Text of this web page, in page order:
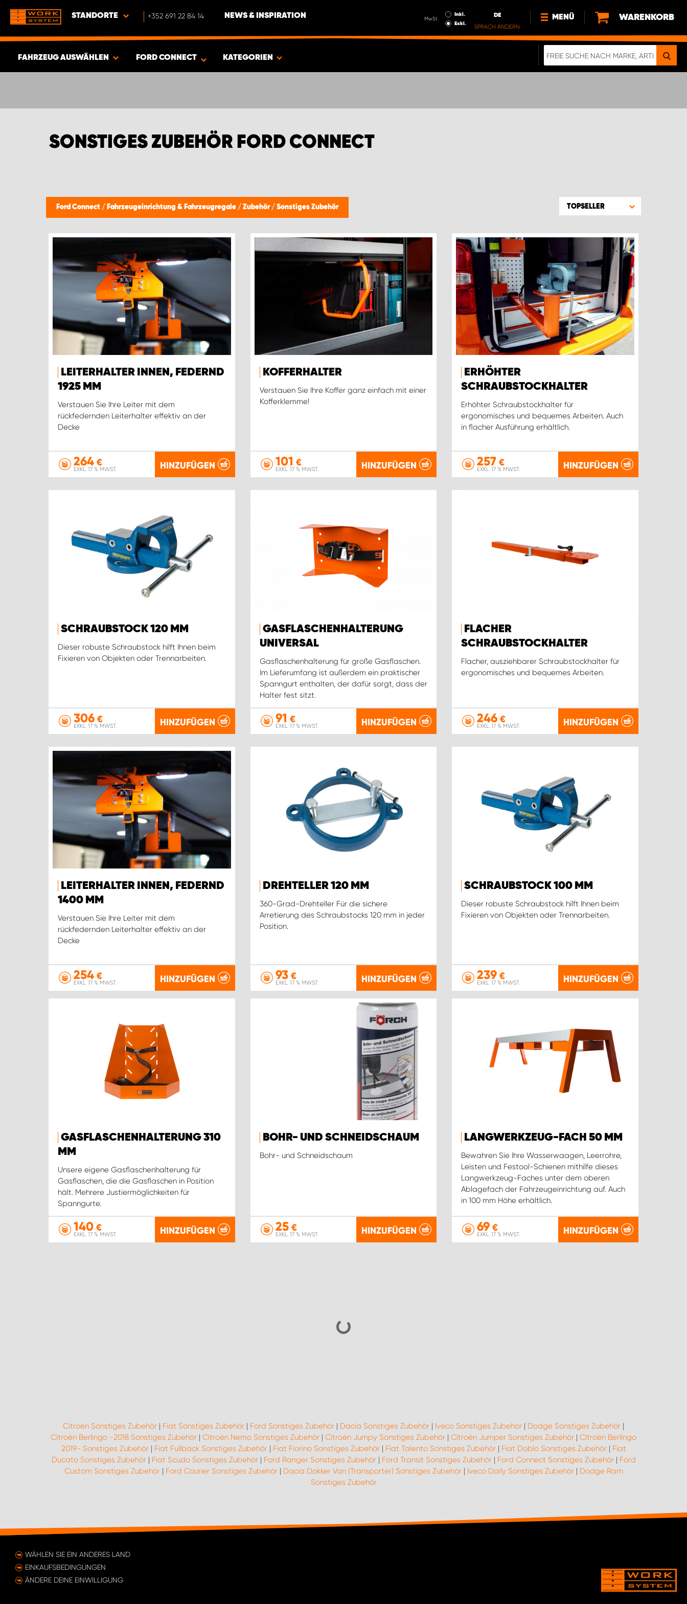
STANDORTE +352 691 22 84 14 NEWS & INSPIRATION MwSt.
Inkl.
Exkl.
DE
SPRACH ÄNDERN
MENÜ
NEWS
WARENKORB
FAHRZEUG AUSWÄHLEN
ARTIKEL
FORD CONNECT KATEGORIEN
SONSTIGES ZUBEHÖR FORD CONNECT
Ford Connect / Fahrzeugeinrichtung & Fahrzeugregale / Zubehör / Sonstiges Zubehör TOPSELLER
LEITERHALTER INNEN, FEDERND
1925 MM
Verstauen Sie Ihre Leiter mit dem
rückfedernden Leiterhalter effektiv an der
Decke
264 €
EXKL. 17 % MWST. HINZUFÜGEN
KOFFERHALTER
Verstauen Sie Ihre Koffer ganz einfach mit einer
Kofferklemme!
101 €
EXKL. 17 % MWST. HINZUFÜGEN
ERHÖHTER
SCHRAUBSTOCKHALTER
Erhöhter Schraubstockhalter für
ergonomisches und bequemes Arbeiten. Auch
in flacher Ausführung erhältlich.
257 €
EXKL. 17 % MWST. HINZUFÜGEN
SCHRAUBSTOCK 120 MM
Dieser robuste Schraubstock hilft Ihnen beim
Fixieren von Objekten oder Trennarbeiten.
306 €
EXKL. 17 % MWST. HINZUFÜGEN
GASFLASCHENHALTERUNG
UNIVERSAL
Gasflaschenhalterung für große Gasflaschen.
Im Lieferumfang ist außerdem ein praktischer
Spanngurt enthalten, der dafür sorgt, dass der
Halter fest sitzt.
91 €
EXKL. 17 % MWST. HINZUFÜGEN
FLACHER
SCHRAUBSTOCKHALTER
Flacher, ausziehbarer Schraubstockhalter für
ergonomisches und bequemes Arbeiten.
246 €
EXKL. 17 % MWST. HINZUFÜGEN
LEITERHALTER INNEN, FEDERND
1400 MM
Verstauen Sie Ihre Leiter mit dem
rückfedernden Leiterhalter effektiv an der
Decke
254 €
EXKL. 17 % MWST. HINZUFÜGEN
DREHTELLER 120 MM
360-Grad-Drehteller Für die sichere
Arretierung des Schraubstocks 120 mm in jeder
Position.
93€
EXKL. 17 % MWST. HINZUFÜGEN
SCHRAUBSTOCK 100 MM
Dieser robuste Schraubstock hilft Ihnen beim
Fixieren von Objekten oder Trennarbeiten.
239 €
EXKL. 17 % MWST. HINZUFÜGEN
GASFLASCHENHALTERUNG 310
MM
Unsere eigene Gasflaschenhalterung für
Gasflaschen, die die Gasflaschen in Position
hält. Mehrere Justiermöglichkeiten für
Spanngurte.
140 €
EXKL. 17 % MWST. HINZUFÜGEN
BOHR- UND SCHNEIDSCHAUM
Bohr- und Schneidschaum
25€
EXKL. 17 % MWST. HINZUFÜGEN
LANGWERKZEUG-FACH 50 MM
Bewahren Sie Ihre Wasserwaagen, Leerrohre,
Leisten und Festool-Schienen mithilfe dieses
Langwerkzeug-Faches unter dem oberen
Ablagefach der Fahrzeugeinrichtung auf. Auch
in 100 mm Höhe erhältlich.
69 €
EXKL. 17 % MWST. HINZUFÜGEN
Citroën Sonstiges Zubehör | Fiat Sonstiges Zubehör | Ford Sonstiges Zubehör | Dacia Sonstiges Zubehör | Iveco Sonstiges Zubehör | Dodge Sonstiges Zubehör |
Citroën Berlingo -2018 Sonstiges Zubehör | Citroën Nemo Sonstiges Zubehör | Citroën Jumpy Sonstiges Zubehör | Citroën Jumper Sonstiges Zubehör | Citroën Berlingo
2019- Sonstiges Zubehör| Fiat Fullback Sonstiges Zubehör| Fiat Fiorino Sonstiges Zubehör| Fiat Talento Sonstiges Zubehör| Fiat Doblo Sonstiges Zubehör| Fiat
Ducato Sonstiges Zubehör| Fiat Scudo Sonstiges Zubehör| Ford Ranger Sonstiges Zubehör| Ford Transit Sonstiges Zubehör| Ford Connect Sonstiges Zubehör| Ford
Custom Sonstiges Zubehör| Ford Courier Sonstiges Zubehör| Dacia Dokker Van (Transporter) Sonstiges Zubehör| Iveco Daily Sonstiges Zubehör| Dodge Ram
Sonstiges Zubehör
WÄHLEN SIE EIN ANDERES LAND
EINKAUFSBEDINGUNGEN
ÄNDERE DEINE EINWILLIGUNG